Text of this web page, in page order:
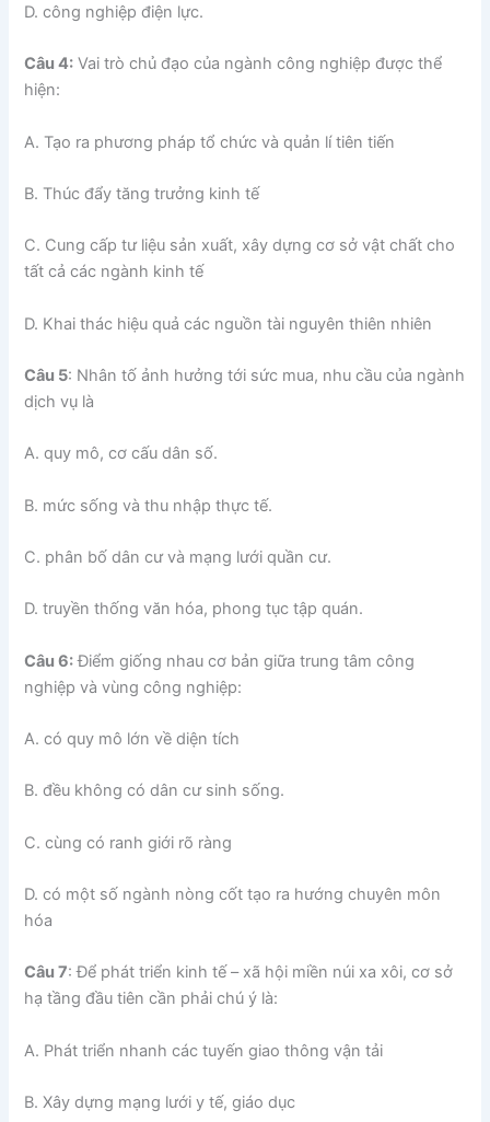
D. công nghiệp điện lực.
Câu 4: Vai trò chủ đạo của ngành công nghiệp được thể
hiện:
A. Tạo ra phương pháp tổ chức và quản lí tiên tiến
B. Thúc đẩy tăng trưởng kinh tế
C. Cung cấp tư liệu sản xuất, xây dựng cơ sở vật chất cho
tất cả các ngành kinh tế
D. Khai thác hiệu quả các nguồn tài nguyên thiên nhiên
Câu 5: Nhân tố ảnh hưởng tới sức mua, nhu cầu của ngành
dịch vụ là
A. quy mô, cơ cấu dân số.
B. mức sống và thu nhập thực tế.
C. phân bố dân cư và mạng lưới quần cư.
D. truyền thống văn hóa, phong tục tập quán.
Câu 6:Điểm giống nhau cơ bản giữa trung tâm công
nghiệp và vùng công nghiệp:
A. có quy mô lớn về diện tích
B. đều không có dân cư sinh sống.
C. cùng có ranh giới rõ ràng
D. có một số ngành nòng cốt tạo ra hướng chuyên môn
hóa
Câu 7: Để phát triển kinh tế – xã hội miền núi xa xôi, cơ sở
hạ tầng đầu tiên cần phải chú ý là:
A. Phát triển nhanh các tuyến giao thông vận tải
B. Xây dựng mạng lưới y tế, giáo dục